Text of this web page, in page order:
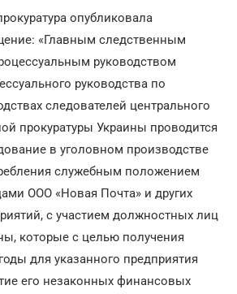
опубликовала
«Главным следственным
руководством
руководства по
следователей центрального
прокуратуры Украины проводится
в уголовном производстве
служебным положением
ООО «Новая Почта» и других
с участием должностных лиц
которые с целью получения
для указанного предприятия
его незаконных финансовых